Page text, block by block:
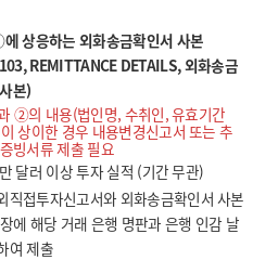
상응하는 외화송금확인서 사본
REMITTANCE DETAILS, 외화송금
본)
②의 내용(법인명, 수취인, 유효기간
상이한 경우 내용변경신고서 또는 추
빙서류 제출 필요
달러 이상 투자 실적 (기간 무관)
직접투자신고서와 외화송금확인서 사본
에 해당 거래 은행 명판과 은행 인감 날
여 제출